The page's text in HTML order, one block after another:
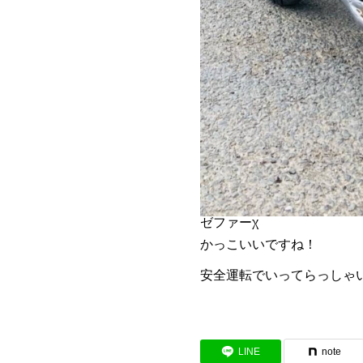
ゼファーχ
かっこいいですね！
安全運転でいってらっしゃ
LINE note